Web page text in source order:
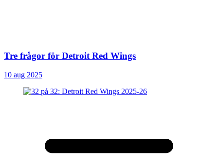
Tre frågor för Detroit Red Wings
10 aug 2025